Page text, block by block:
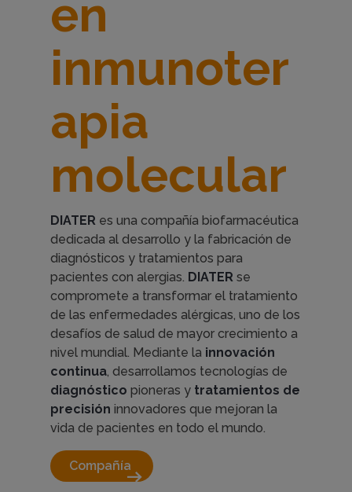
p
a
g
e
en
inmunoter
apia
molecular
DIATER es una compañía biofarmacéutica
dedicada al desarrollo y la fabricación de
diagnósticos y tratamientos para
pacientes con alergias. DIATER se
compromete a transformar el tratamiento
de las enfermedades alérgicas, uno de los
desafíos de salud de mayor crecimiento a
nivel mundial. Mediante la innovación
continua, desarrollamos tecnologías de
diagnóstico pioneras y tratamientos de
precisión innovadores que mejoran la
vida de pacientes en todo el mundo.
Compañía arrow_right_alt